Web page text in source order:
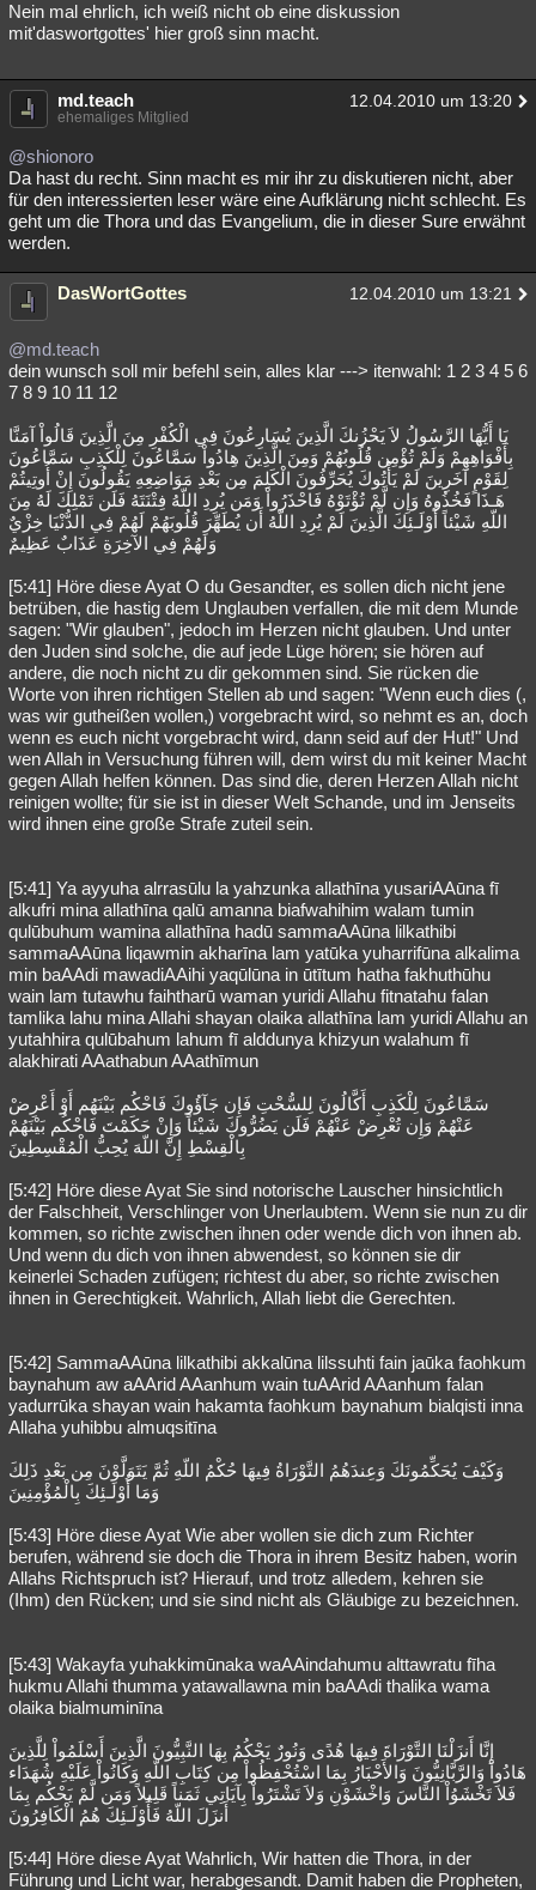
Nein mal ehrlich, ich weiß nicht ob eine diskussion
mit'daswortgottes' hier groß sinn macht.
md.teach 12.04.2010 um 13:20
ehemaliges Mitglied
@shionoro
Da hast du recht. Sinn macht es mir ihr zu diskutieren nicht, aber
für den interessierten leser wäre eine Aufklärung nicht schlecht. Es
geht um die Thora und das Evangelium, die in dieser Sure erwähnt
werden.
DasWortGottes 12.04.2010 um 13:21
@md.teach
dein wunsch soll mir befehl sein, alles klar ---> itenwahl: 1 2 3 4 5 6
7 8 9 10 11 12
يَا أَيُّهَا الرَّسُولُ لاَ يَحْزُنكَ الَّذِينَ يُسَارِعُونَ فِي الْكُفْرِ مِنَ الَّذِينَ قَالُواْ آمَنَّا
بِأَفْوَاهِهِمْ وَلَمْ تُؤْمِن قُلُوبُهُمْ وَمِنَ الَّذِينَ هِادُواْ سَمَّاعُونَ لِلْكَذِبِ سَمَّاعُونَ
لِقَوْمٍ آخَرِينَ لَمْ يَأْتُوكَ يُحَرِّفُونَ الْكَلِمَ مِن بَعْدِ مَوَاضِعِهِ يَقُولُونَ إِنْ أُوتِيتُمْ
هَـذَا فَخُذُوهُ وَإِن لَّمْ تُؤْتَوْهُ فَاحْذَرُواْ وَمَن يُرِدِ اللّهُ فِتْنَتَهُ فَلَن تَمْلِكَ لَهُ مِنَ
اللّهِ شَيْئاً أُوْلَـئِكَ الَّذِينَ لَمْ يُرِدِ اللّهُ أَن يُطَهِّرَ قُلُوبَهُمْ لَهُمْ فِي الدُّنْيَا خِزْيٌ
وَلَهُمْ فِي الآخِرَةِ عَذَابٌ عَظِيمٌ
[5:41] Höre diese Ayat O du Gesandter, es sollen dich nicht jene
betrüben, die hastig dem Unglauben verfallen, die mit dem Munde
sagen: "Wir glauben", jedoch im Herzen nicht glauben. Und unter
den Juden sind solche, die auf jede Lüge hören; sie hören auf
andere, die noch nicht zu dir gekommen sind. Sie rücken die
Worte von ihren richtigen Stellen ab und sagen: "Wenn euch dies (,
was wir gutheißen wollen,) vorgebracht wird, so nehmt es an, doch
wenn es euch nicht vorgebracht wird, dann seid auf der Hut!" Und
wen Allah in Versuchung führen will, dem wirst du mit keiner Macht
gegen Allah helfen können. Das sind die, deren Herzen Allah nicht
reinigen wollte; für sie ist in dieser Welt Schande, und im Jenseits
wird ihnen eine große Strafe zuteil sein.
[5:41] Ya ayyuha alrrasūlu la yahzunka allathīna yusariAAūna fī
alkufri mina allathīna qalū amanna biafwahihim walam tumin
qulūbuhum wamina allathīna hadū sammaAAūna lilkathibi
sammaAAūna liqawmin akharīna lam yatūka yuharrifūna alkalima
min baAAdi mawadiAAihi yaqūlūna in ūtītum hatha fakhuthūhu
wain lam tutawhu faihtharū waman yuridi Allahu fitnatahu falan
tamlika lahu mina Allahi shayan olaika allathīna lam yuridi Allahu an
yutahhira qulūbahum lahum fī alddunya khizyun walahum fī
alakhirati AAathabun AAathīmun
سَمَّاعُونَ لِلْكَذِبِ أَكَّالُونَ لِلسُّحْتِ فَإِن جَآؤُوكَ فَاحْكُم بَيْنَهُم أَوْ أَعْرِضْ
عَنْهُمْ وَإِن تُعْرِضْ عَنْهُمْ فَلَن يَضُرُّوكَ شَيْئاً وَإِنْ حَكَمْتَ فَاحْكُم بَيْنَهُمْ
بِالْقِسْطِ إِنَّ اللّهَ يُحِبُّ الْمُقْسِطِينَ
[5:42] Höre diese Ayat Sie sind notorische Lauscher hinsichtlich
der Falschheit, Verschlinger von Unerlaubtem. Wenn sie nun zu dir
kommen, so richte zwischen ihnen oder wende dich von ihnen ab.
Und wenn du dich von ihnen abwendest, so können sie dir
keinerlei Schaden zufügen; richtest du aber, so richte zwischen
ihnen in Gerechtigkeit. Wahrlich, Allah liebt die Gerechten.
[5:42] SammaAAūna lilkathibi akkalūna lilssuhti fain jaūka faohkum
baynahum aw aAArid AAanhum wain tuAArid AAanhum falan
yadurrūka shayan wain hakamta faohkum baynahum bialqisti inna
Allaha yuhibbu almuqsitīna
وَكَيْفَ يُحَكِّمُونَكَ وَعِندَهُمُ التَّوْرَاةُ فِيهَا حُكْمُ اللّهِ ثُمَّ يَتَوَلَّوْنَ مِن بَعْدِ ذَلِكَ
وَمَا أُوْلَـئِكَ بِالْمُؤْمِنِينَ
[5:43] Höre diese Ayat Wie aber wollen sie dich zum Richter
berufen, während sie doch die Thora in ihrem Besitz haben, worin
Allahs Richtspruch ist? Hierauf, und trotz alledem, kehren sie
(Ihm) den Rücken; und sie sind nicht als Gläubige zu bezeichnen.
[5:43] Wakayfa yuhakkimūnaka waAAindahumu alttawratu fīha
hukmu Allahi thumma yatawallawna min baAAdi thalika wama
olaika bialmuminīna
إِنَّا أَنزَلْنَا التَّوْرَاةَ فِيهَا هُدًى وَنُورٌ يَحْكُمُ بِهَا النَّبِيُّونَ الَّذِينَ أَسْلَمُواْ لِلَّذِينَ
هَادُواْ وَالرَّبَّانِيُّونَ وَالأَحْبَارُ بِمَا اسْتُحْفِظُواْ مِن كِتَابِ اللّهِ وَكَانُواْ عَلَيْهِ شُهَدَاء
فَلاَ تَخْشَوُاْ النَّاسَ وَاخْشَوْنِ وَلاَ تَشْتَرُواْ بِآيَاتِي ثَمَناً قَلِيلاً وَمَن لَّمْ يَحْكُم بِمَا
أَنزَلَ اللّهُ فَأُوْلَـئِكَ هُمُ الْكَافِرُونَ
[5:44] Höre diese Ayat Wahrlich, Wir hatten die Thora, in der
Führung und Licht war, herabgesandt. Damit haben die Propheten,